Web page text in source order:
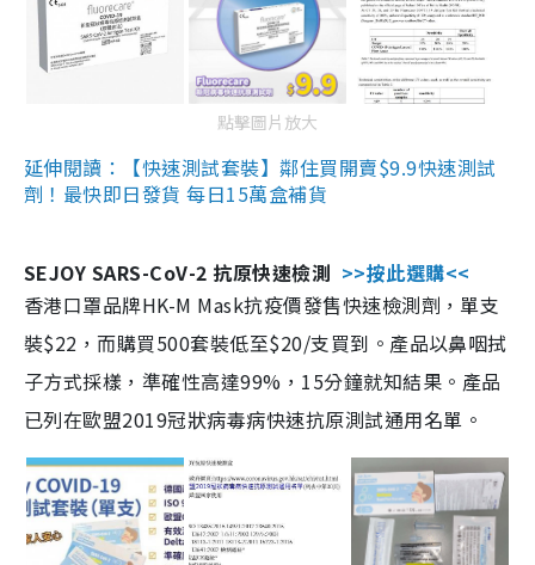
點擊圖片放大
延伸閱讀：【快速測試套裝】鄰住買開賣$9.9快速測試
劑！最快即日發貨 每日15萬盒補貨
SEJOY SARS-CoV-2 抗原快速檢測 >>按此選購<<
香港口罩品牌HK-M Mask抗疫價發售快速檢測劑，單支
裝$22，而購買500套裝低至$20/支買到。產品以鼻咽拭
子方式採樣，準確性高達99%，15分鐘就知結果。產品
已列在歐盟2019冠狀病毒病快速抗原測試通用名單。